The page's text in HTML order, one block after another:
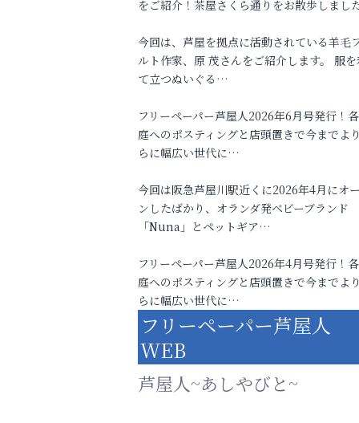
をご紹介！茶屋さくら通りをお散歩しまし
今回は、芦屋を拠点に活動されている羊毛
ルト作家、原 茂さんをご紹介します。 服を
て立つぬいぐる…
フリーペーパー芦屋人2026年6月号発行！
庭へのポスティングと店頭置きで今までよ
らに幅広い世代に…
今回は阪急芦屋川駅近くに2026年4月にオ
ンしたばかり、オランダ発ベビーブランド
「Nuna」とペットギア…
フリーペーパー芦屋人2026年4月号発行！
庭へのポスティングと店頭置きで今までよ
らに幅広い世代に…
フリーペーパー芦屋人
WEB
芦屋人~あしやびと~